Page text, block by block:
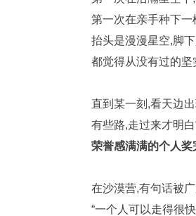
第一次在亲手种下一
抬头是漫漫星空,脚
都觉得从没有过的坚
直到某一刻,看天边
有些路,走过来才明
荣誉感满满的个人奖
在沙漠营,有句话被
“一个人可以走得很